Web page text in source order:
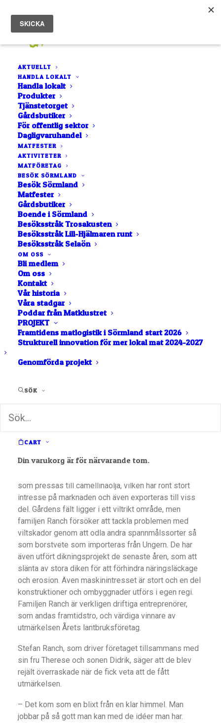
AKTUELLT
HANDLA LOKALT
Handla lokalt
Produkter
Tjänstetorget
Gårdsbutiker
För offentlig sektor
Dagligvaruhandel
MATFESTER
AKTIVITETER
MATFÖRETAG
BESÖK SÖRMLAND
Besök Sörmland
Matfester
Gårdsbutiker
Boende i Sörmland
Besöksstråk Trosakusten
Besöksstråk Lill-Hjälmaren runt
Besöksstråk Selaön
OM OSS
Bli medlem
Om oss
Kontakt
Vår historia
Våra stadgar
Poddar från Matklustret
PROJEKT
Framtidens matlogistik i Sörmland start 2026
Strukturell innovation för mer lokal mat 2024-2027
Genomförda projekt
SÖK
CART
Din varukorg är för närvarande tom.
Ranch of Sweden -
Årets lantbruksföretag
i Södermanland
LRF Södermanlands regionstyrelse utsåg under mars
månad familjen Ranch till 2023 års
lantbruksföretagare.
och effektiv spannmålsodling. De har under åren
som pressas till camellinaolja, vilken har rönt stort
intresse på marknaden och även exporteras till viss
del. Gårdens fält ligger i ett viltrikt område, men
familjen Ranch försöker att tackla problemen med
viltskador genom att odla andra spannmålssorter så
som borstvete som importeras från Ungern. De har
även utfört dikningsprojekt de senaste åren, som att
slänta av stora diken för att förhindra näringsläckage
och erosion. Även maskinintresset är stort och en del
konstruktioner och ombyggnader utförs i egen regi.
Familjen Ranch är verkligen driftiga entreprenörer,
som andas framtidstro, och värdiga vinnare av
utmärkelsen Årets lantbruksföretag.
Stefan Ranch, som driver företaget tillsammans med
sin fru Therese och sonen Didrik, säger att de blev
rejält överraskade när de fick veta att de fått
utmärkelsen.
– Det kom som en blixt från en klar himmel. Man
jobbar på så gott man kan med de idéer man har.